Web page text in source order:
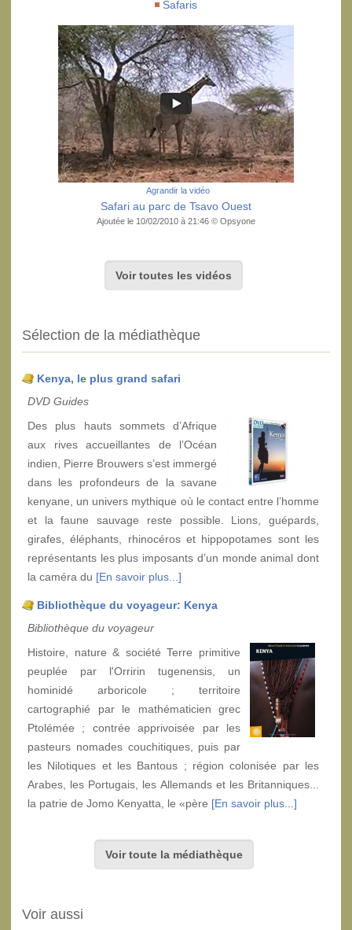
Safaris
Agrandir la vidéo
Safari au parc de Tsavo Ouest
Ajoutée le 10/02/2010 à 21:46 © Opsyone
Voir toutes les vidéos
Sélection de la médiathèque
Kenya, le plus grand safari
DVD Guides
Des plus hauts sommets d’Afrique
aux rives accueillantes de l’Océan
indien, Pierre Brouwers s’est immergé
dans les profondeurs de la savane
kenyane, un univers mythique où le contact entre l’homme
et la faune sauvage reste possible. Lions, guépards,
girafes, éléphants, rhinocéros et hippopotames sont les
représentants les plus imposants d’un monde animal dont
la caméra du [En savoir plus...]
Bibliothèque du voyageur: Kenya
Bibliothèque du voyageur
Histoire, nature & société Terre primitive
peuplée par l'Orririn tugenensis, un
hominidé arboricole ; territoire
cartographié par le mathématicien grec
Ptolémée ; contrée apprivoisée par les
pasteurs nomades couchitiques, puis par
les Nilotiques et les Bantous ; région colonisée par les
Arabes, les Portugais, les Allemands et les Britanniques...
la patrie de Jomo Kenyatta, le «père [En savoir plus...]
Voir toute la médiathèque
Voir aussi